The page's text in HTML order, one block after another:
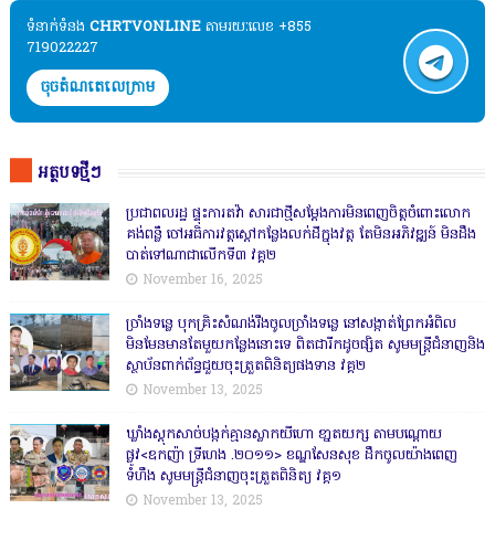
ទំនាក់ទំនង​​ CHRTVONLINE តាមរយៈលេខ +855
719022227
ចុចតំណតេលេក្រាម
អត្ថបទថ្មីៗ
ប្រជាពលរដ្ឋ ផ្ទុះការតវ៉ា សារជាថ្មីសម្តែងការមិនពេញចិត្តចំពោះលោក
គង់ពន្លឺ ចៅអធិការវត្តស្ដៅកន្លែងលក់ដីក្នុងវត្ត តែមិនអភិវឌ្ឍន៍ មិនដឹង
បាត់ទៅណាជាលើកទី៣ វគ្គ២
November 16, 2025
ច្រាំងទន្លេ បុកគ្រិះសំណង់រឹងចូលច្រាំងទន្លេ នៅសង្កាត់ព្រែកអំពិល
មិនមែនមានតែមួយកន្លែងនោះទេ ពិតជារីកដូចផ្សិត សូមមន្ត្រីជំនាញនិង
ស្ថាប័នពាក់ព័ន្ធជួយចុះត្រួតពិនិត្យផងទាន វគ្គ២
November 13, 2025
ឃ្លាំងស្តុកសាច់បង្កក់គ្មានស្លាកយីហោ ខា្នតយក្ស តាមបណ្តោយ
ផ្លូវ<ឧកញ៉ា ទ្រីហេង .២០១១> ខណ្ឌសែនសុខ ដឹកចូលយ៉ាងពេញ
ទំហឹង សូមមន្ត្រីជំនាញចុះត្រួតពិនិត្យ វគ្គ១
November 13, 2025